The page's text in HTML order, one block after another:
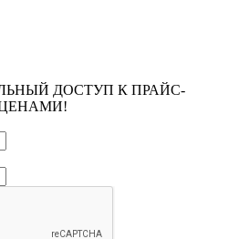
ДОСТУП К ПРАЙС-